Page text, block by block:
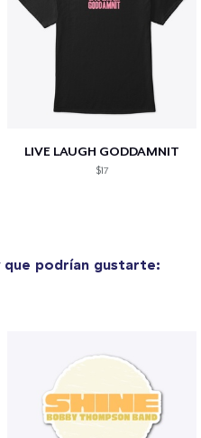
LIVE LAUGH GODDAMNIT
$17
que podrían gustarte: